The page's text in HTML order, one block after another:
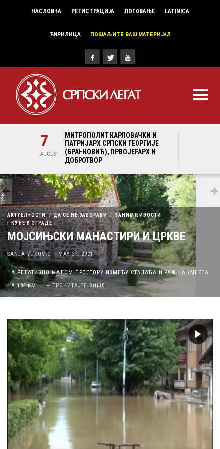
НАСЛОВНА РЕГИСТРАЦИЈА ЛОГОВАЊЕ LATINICA
ЋИРИЛИЦА ПОШАЉИТЕ ВАШ МАТЕРИЈАЛ
7
AUGUST
МИТРОПОЛИТ КАРЛОВАЧКИ И
ПАТРИЈАРХ СРПСКИ ГЕОРГИЈЕ
(БРАНКОВИЋ), ПРВОЈЕРАРХ И
ДОБРОТВОР
АКТУЕЛНОСТИ ДА СЕ НЕ ЗАБОРАВИ ЗАНИМЉИВОСТИ ЉУДИ
БУЛАТОВИЋ: ИЗРУЧИТЕ ЦРЊАНСКОМ
МОЈЕ БЕСКРАЈНО ДИВЉЕЊЕ
SANJA VUKOVIC — MAY 31. 2021.
БРАНКУ ЋОПИЋУ ПОКЛАЊА КЊИГУ ВУК И ЗВОНО, ТУ ПОВЕСТ О
„ЗАТОЧЕНИЦИМА...—ПРОЧИТАЈТЕ ВИШЕ